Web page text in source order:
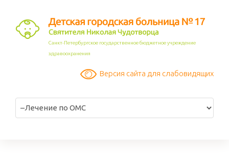
Санкт-Петербургское государственное бюджетное учреждение
здравоохранения
Версия сайта для слабовидящих